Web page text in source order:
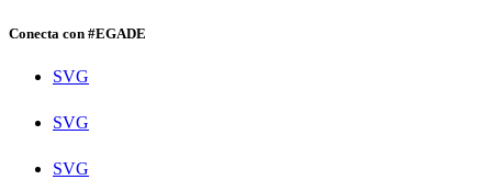
Conecta con #EGADE
SVG
SVG
SVG